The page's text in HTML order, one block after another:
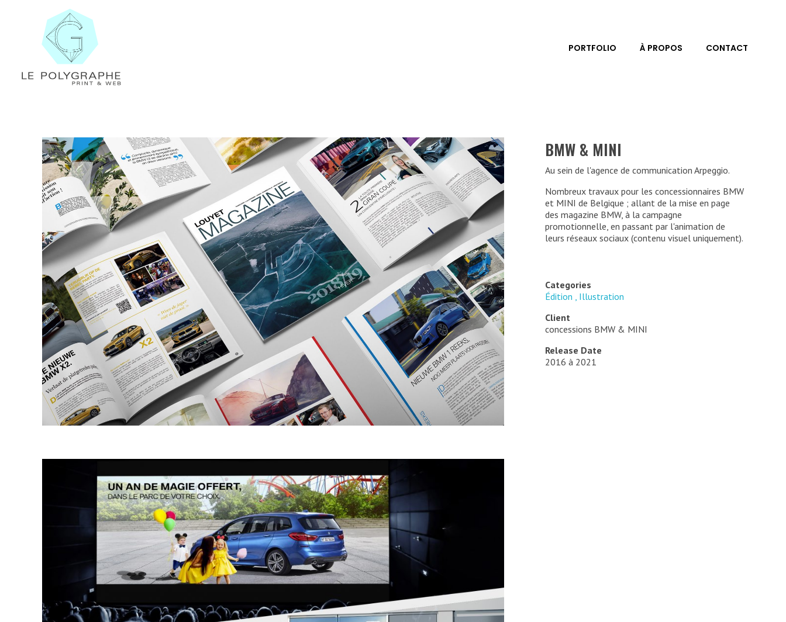
PORTFOLIO À PROPOS CONTACT
BMW & MINI
Au sein de l'agence de communication Arpeggio.
Nombreux travaux pour les concessionnaires BMW
et MINI de Belgique ; allant de la mise en page
des magazine BMW, à la campagne
promotionnelle, en passant par l'animation de
leurs réseaux sociaux (contenu visuel uniquement).
Categories
Édition
Illustration
Client
concessions BMW & MINI
Release Date
2016 à 2021